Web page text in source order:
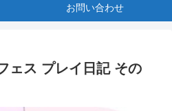
お問い合わせ
ェス プレイ日記 その